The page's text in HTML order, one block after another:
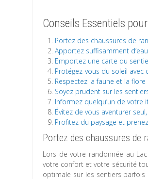
Conseils Essentiels
Portez des chaussures de
Apportez suffisamment
Emportez une carte du
Protégez-vous du soleil
Respectez la faune et la
Soyez prudent sur les
Informez quelqu’un de
Évitez de vous aventurer
Profitez du paysage et
Portez des chaussures de
Lors de votre randonnée au
votre confort et votre sécurité
optimale sur les sentiers